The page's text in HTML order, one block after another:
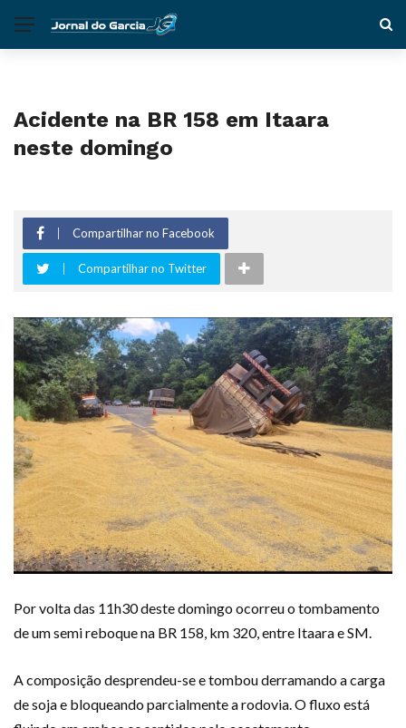
Acidente na BR 158 em Itaara
neste domingo
Compartilhar no Facebook
Compartilhar no Twitter
Por volta das 11h30 deste domingo ocorreu o tombamento
de um semi reboque na BR 158, km 320, entre Itaara e SM.
A composição desprendeu-se e tombou derramando a carga
de soja e bloqueando parcialmente a rodovia. O fluxo está